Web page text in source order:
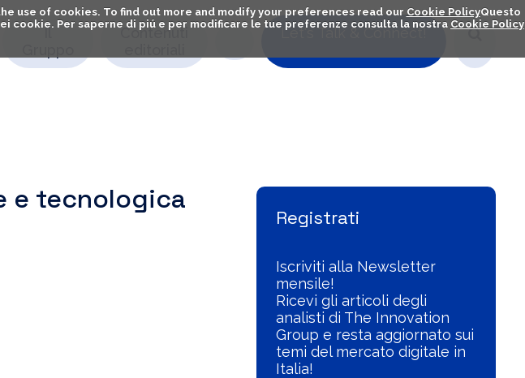
use of cookies. To find out more and modify your preferences read our Cookie PolicyQuesto
Per saperne di piú e per modificare le tue preferenze consulta la nostra Cookie Policy
Let's Talk & Connect!
Il
Contenuti
e tecnologica
Registrati
Iscriviti alla Newsletter
mensile!
Ricevi gli articoli degli
analisti di The Innovation
Group e resta aggiornato sui
temi del mercato digitale in
Italia!